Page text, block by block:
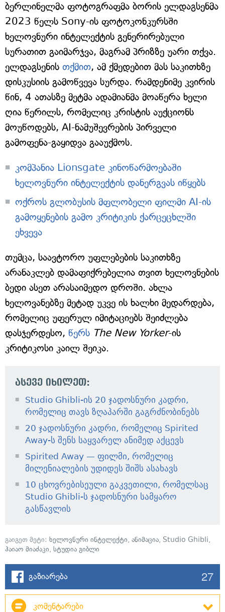
ბერლინელმა ფოტოგრაფმა ბორის ელდაგსენმა
2023 წელს Sony-ის ფოტოკონკურსში
ხელოვნური ინტელექტის გენერირებული
სურათით გაიმარჯვა, მაგრამ პრიზზე უარი თქვა.
ელდაგსენის თქმით, ამ ქმედებით მას საკითხზე
დისკუსიის გამოწვევა სურდა. რამდენიმე კვირის
წინ, 4 ათასზე მეტმა ადამიანმა მოაწერა ხელი
ღია წერილს, რომელიც კრისტის აუქციონს
მოუწოდებს, AI-ნამუშევრების პირველი
გამოფენა-გაყიდვა გააუქმოს.
კომპანია Lionsgate კინოწარმოებაში
ხელოვნური ინტელექტის დანერგვას იწყებს
ოქროს გლობუსის მფლობელი ფილმი AI-ის
გამოყენების გამო კრიტიკის ქარცეცხლში
ეხვევა
თუმცა, საავტორო უფლებების საკითხზე
არანაკლებ დამაფიქრებელია თვით ხელოვნების
ბედი ასეთ არასაიმედო დროში. ახლა
ხელოვანებზე მეტად უკვე ის ხალხი მედარდება,
რომელიც უფერულ იმიტაციებს შეიძლება
დასჯერდესო, წერს The New Yorker-ის
კრიტიკოსი კაილ შეიკა.
ასევე იხილეთ:
Studio Ghibli-ის 20 ჯადოსნური კადრი,
რომელიც თავს ზღაპარში გაგრძნობინებს
20 ჯადოსნური კადრი, რომელიც Spirited
Away-ს შენს საყვარელ ანიმედ აქცევს
Spirited Away — ფილმი, რომელიც
მილენიალების უდიდეს შიშს ასახავს
10 ცხოვრებისეული გაკვეთილი, რომელსაც
Studio Ghibli-ს ჯადოსნური სამყარო
გასწავლის
გაიგეთ მეტი: ხელოვნური ინტელექტი, ანიმაცია, Studio Ghibli,
ჰაიაო მიაძაკი, სტუდია გიბლი
გაზიარება 27
კომენტარები